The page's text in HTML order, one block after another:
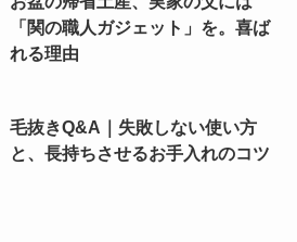
「関の職人ガジェット」を。喜ば
れる理由
毛抜きQ&A｜失敗しない使い方
と、長持ちさせるお手入れのコツ